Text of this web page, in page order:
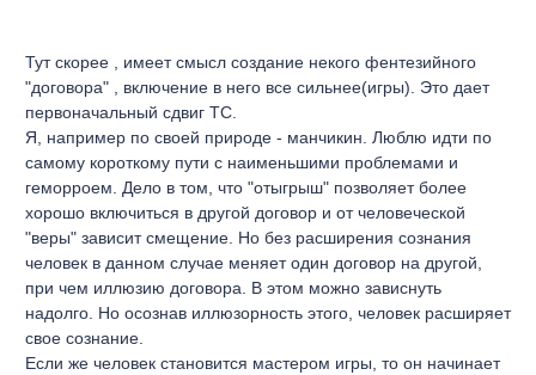
Тут скорее , имеет смысл создание некого фентезийного
"договора" , включение в него все сильнее(игры). Это дает
первоначальный сдвиг ТС.
Я, например по своей природе - манчикин. Люблю идти по
самому короткому пути с наименьшими проблемами и
геморроем. Дело в том, что "отыгрыш" позволяет более
хорошо включиться в другой договор и от человеческой
"веры" зависит смещение. Но без расширения сознания
человек в данном случае меняет один договор на другой,
при чем иллюзию договора. В этом можно зависнуть
надолго. Но осознав иллюзорность этого, человек расширяет
свое сознание.
Если же человек становится мастером игры, то он начинает